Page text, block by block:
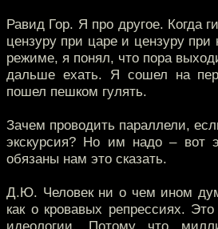
Равид Гор. Я про другое. Когда
цензуру при царе и цензуру при
режиме, я понял, что пора
дальше ехать. Я сошел на
пошел пешком гулять.
Зачем проводить параллели,
экскурсия? Но им надо – вот
обязаны нам это сказать.
Д.Ю. Человек ни о чем ином
как о кровавых репрессиях.